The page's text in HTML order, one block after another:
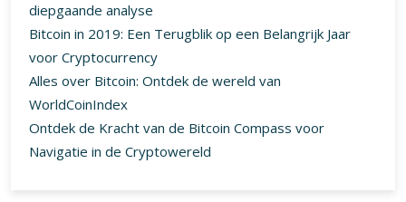
diepgaande analyse
Bitcoin in 2019: Een Terugblik op een Belangrijk Jaar
voor Cryptocurrency
Alles over Bitcoin: Ontdek de wereld van
WorldCoinIndex
Ontdek de Kracht van de Bitcoin Compass voor
Navigatie in de Cryptowereld